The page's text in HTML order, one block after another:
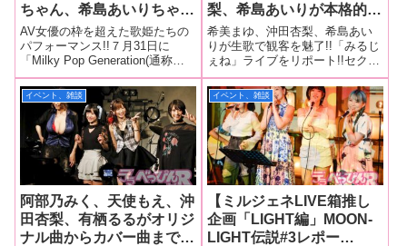
ちゃん、希島あいりちゃ
ん、希美まゆちゃんが生バ
ンド編成をバックにしっと
りと歌い上げる！ セクシ
ー女優の領域を超えた高難
度ライブで見事なパフォー
マンス!
AV女優の枠を超えた歌姫たちの
パフォーマンス!!７月31日に
「Milky Pop Generation(通称・
みるじぇね)」が開催したフェス
「ミルジェネソニック！」が終
了したばかりなのに、またまた
「みるじぇね」がライブを開
催！ ９月４日に行
梨、希島あいりが本格的な
生バンドで歌い上げるアダ
ルティなライブに出演!も
うすぐ“AV女優”を引退す
る沖田杏梨が今後の活動を
多くの観客の前で決意表
明！【画像大量】
希美まゆ、沖田杏梨、希島あい
りが生歌で観客を魅了!!「みるじ
ぇね」ライブをリポート!!セクシ
ー女優が「ソロ」「オリジナル
楽曲」「生歌」「生バンド」に
こだわり、本人が本当にやりた
い音楽にこだわるライブ「Milky
Pop Generation
イベント、雑談
阿部乃みく、天使もえ、沖
田杏梨、有栖るるがオリジ
ナル曲からカバー曲まで生
イベント、雑談
【ミルジェネLIVE箱推し
企画「LIGHT編」MOON-
LIGHT伝説#3レポー